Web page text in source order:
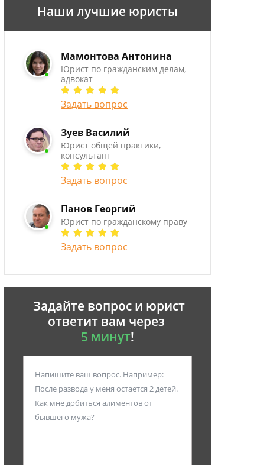
Наши лучшие юристы
Мамонтова Антонина
Юрист по гражданским делам,
адвокат
Задать вопрос
Зуев Василий
Юрист общей практики,
консультант
Задать вопрос
Панов Георгий
Юрист по гражданскому праву
Задать вопрос
Задайте вопрос и юрист
ответит вам через
5 минут!